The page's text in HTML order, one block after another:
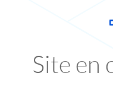
Site en